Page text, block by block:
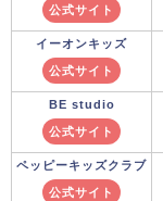
公式サイト
イーオンキッズ
公式サイト
BE studio
公式サイト
ペッピーキッズクラブ
公式サイト